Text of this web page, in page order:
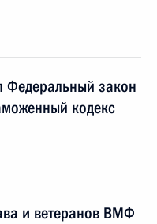
Федеральный закон
кодекс
и ветеранов ВМФ